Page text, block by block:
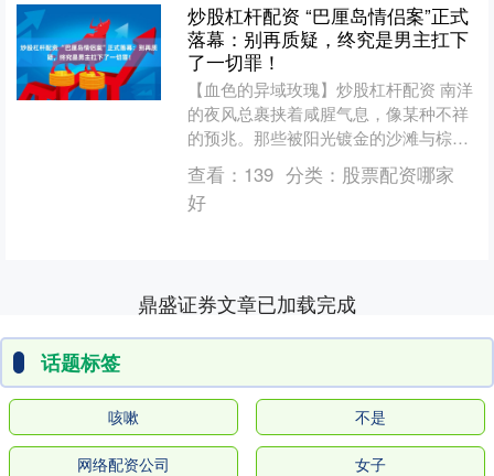
炒股杠杆配资 “巴厘岛情侣案”正式
落幕：别再质疑，终究是男主扛下
了一切罪！
【血色的异域玫瑰】炒股杠杆配资 南洋
的夜风总裹挟着咸腥气息，像某种不祥
的预兆。那些被阳光镀金的沙滩与棕
榈，在暗处却爬满了看不见的虱子。此
刻案头报纸上\"巴厘岛\....
查看： 139 分类： 股票配资哪家
好
鼎盛证券文章已加载完成
话题标签
咳嗽 不是
网络配资公司 女子